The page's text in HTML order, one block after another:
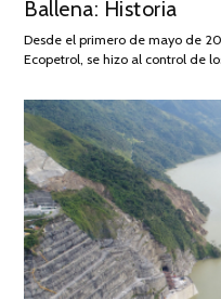
Ballena: Historia
Desde el primero de mayo de
Ecopetrol, se hizo al control de